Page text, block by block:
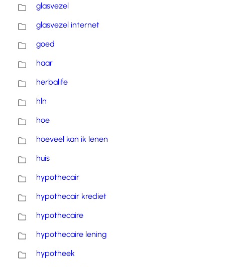
glasvezel
glasvezel internet
goed
haar
herbalife
hln
hoe
hoeveel kan ik lenen
huis
hypothecair
hypothecair krediet
hypothecaire
hypothecaire lening
hypotheek